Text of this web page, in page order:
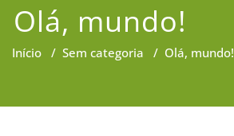
Olá, mundo!
Início / Sem categoria / Olá, mundo!